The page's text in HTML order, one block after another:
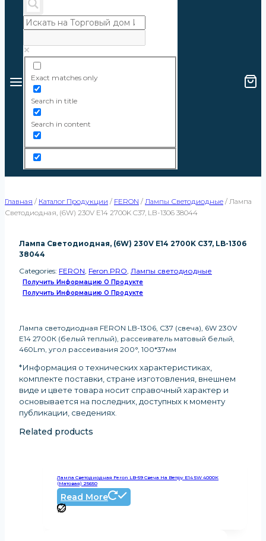
Exact matches only
Search in title
Search in content
Главная / Каталог Продукции / FERON / Лампы Светодиодные / Лампа
Светодиодная, (6W) 230V E14 2700K C37, LB-1306 38044
Лампа Светодиодная, (6W) 230V E14 2700K C37, LB-1306
38044
Categories: FERON, Feron.PRO, Лампы светодиодные
Получить Информацию О Продукте
Получить Информацию О Продукте
Лампа светодиодная FERON LB-1306, C37 (свеча), 6W 230V
E14 2700К (белый теплый), рассеиватель матовый белый,
460Lm, угол рассеивания 200°, 100*37мм
*Информация о технических характеристиках,
комплекте поставки, стране изготовления, внешнем
виде и цвете товара носит справочный характер и
основывается на последних, доступных к моменту
публикации, сведениях.
Related products
Лампа Светодиодная Feron LB-59 Свеча На Ветру E14 5W 4000K
(Матовая) 25650
Read More